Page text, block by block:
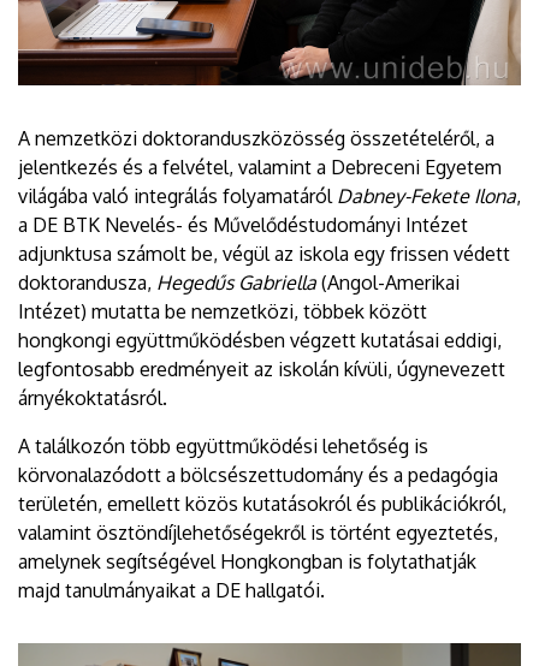
A nemzetközi doktoranduszközösség összetételéről, a
jelentkezés és a felvétel, valamint a Debreceni Egyetem
világába való integrálás folyamatáról Dabney-Fekete Ilona,
a DE BTK Nevelés- és Művelődéstudományi Intézet
adjunktusa számolt be, végül az iskola egy frissen védett
doktorandusza, Hegedűs Gabriella (Angol-Amerikai
Intézet) mutatta be nemzetközi, többek között
hongkongi együttműködésben végzett kutatásai eddigi,
legfontosabb eredményeit az iskolán kívüli, úgynevezett
árnyékoktatásról.
A találkozón több együttműködési lehetőség is
körvonalazódott a bölcsészettudomány és a pedagógia
területén, emellett közös kutatásokról és publikációkról,
valamint ösztöndíjlehetőségekről is történt egyeztetés,
amelynek segítségével Hongkongban is folytathatják
majd tanulmányaikat a DE hallgatói.